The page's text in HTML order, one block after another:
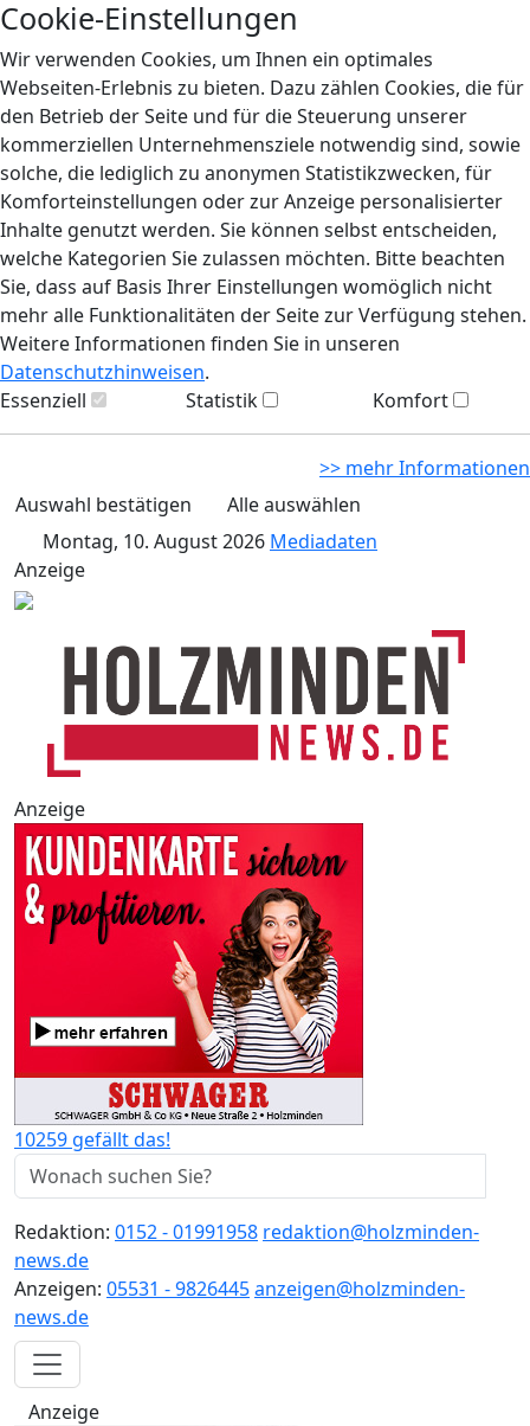
Cookie-Einstellungen
Wir verwenden Cookies, um Ihnen ein optimales
Webseiten-Erlebnis zu bieten. Dazu zählen Cookies, die für
den Betrieb der Seite und für die Steuerung unserer
kommerziellen Unternehmensziele notwendig sind, sowie
solche, die lediglich zu anonymen Statistikzwecken, für
Komforteinstellungen oder zur Anzeige personalisierter
Inhalte genutzt werden. Sie können selbst entscheiden,
welche Kategorien Sie zulassen möchten. Bitte beachten
Sie, dass auf Basis Ihrer Einstellungen womöglich nicht
mehr alle Funktionalitäten der Seite zur Verfügung stehen.
Weitere Informationen finden Sie in unseren
Datenschutzhinweisen.
Essenziell
Statistik Komfort
>> mehr Informationen
Auswahl bestätigen
Alle auswählen
Montag, 10. August 2026 Mediadaten
Anzeige
Anzeige
10259 gefällt das!
Redaktion: 0152 - 01991958 redaktion@holzminden-
news.de
Anzeigen: 05531 - 9826445anzeigen@holzminden-
news.de
Anzeige